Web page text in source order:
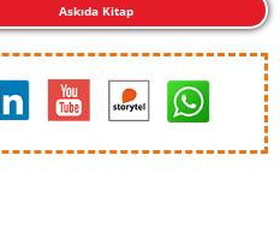
Askıda Kitap